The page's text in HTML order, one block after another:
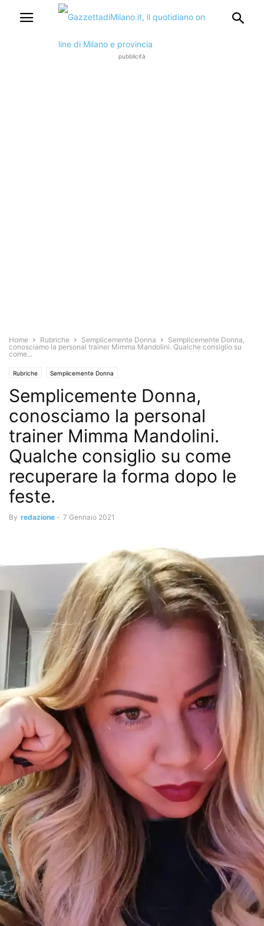
pubblicità
Home Rubriche Semplicemente Donna
Semplicemente Donna,
conosciamo la personal trainer Mimma Mandolini. Qualche consiglio su
come...
Rubriche Semplicemente Donna
Semplicemente Donna,
conosciamo la personal
trainer Mimma Mandolini.
Qualche consiglio su come
recuperare la forma dopo le
feste.
By redazione - 7 Gennaio 2021